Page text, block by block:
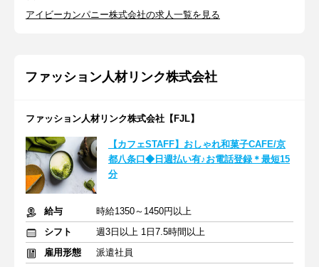
アイビーカンパニー株式会社の求人一覧を見る
ファッション人材リンク株式会社
ファッション人材リンク株式会社【FJL】
【カフェSTAFF】おしゃれ和菓子CAFE/京
都八条口◆日週払い有♪お電話登録＊最短15
分
給与
時給1350～1450円以上
シフト
週3日以上 1日7.5時間以上
雇用形態
派遣社員